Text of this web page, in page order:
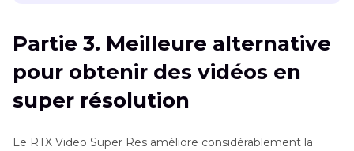
Partie 3. Meilleure alternative
pour obtenir des vidéos en
super résolution
Le RTX Video Super Res améliore considérablement la